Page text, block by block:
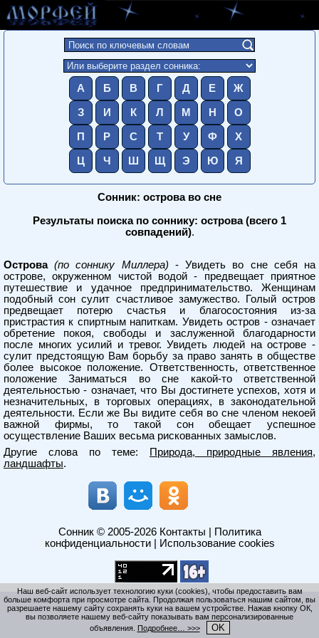
А Б В Г Д Е Ж
З И К Л М Н О
П Р С Т У Ф Х
Ц Ч Ш Щ Э Ю Я
Сонник: острова во сне
Результаты поиска по соннику: острова (всего 1
совпадений).
Острова (по соннику Миллера) - Увидеть во сне себя на
острове, окруженном чистой водой - предвещает приятное
путешествие и удачное предпринимательство. Женщинам
подобный сон сулит счастливое замужество. Голый остров
предвещает потерю счастья и благосостояния из-за
пристрастия к спиртным напиткам. Увидеть остров - означает
обретение покоя, свободы и заслуженной благодарности
после многих усилий и тревог. Увидеть людей на острове -
сулит предстоящую Вам борьбу за право занять в обществе
более высокое положение. Ответственность, ответственное
положение Заниматься во сне какой-то ответственной
деятельностью - означает, что Вы достигнете успехов, хотя и
незначительных, в торговых операциях, в законодательной
деятельности. Если же Вы видите себя во сне членом некоей
важной фирмы, то такой сон обещает успешное
осуществление Ваших весьма рискованных замыслов.
Другие слова по теме:
Природа, природные явления,
ландшафты.
Сонник© 2005-2026 Контакты
Политика
конфиденциальности| Использование cookies
Наш веб-сайт использует технологию куки (cookies), чтобы предоставить вам
больше комфорта при просмотре сайта. Продолжая пользоваться нашим сайтом, вы
разрешаете нашему сайту сохранять куки на вашем устройстве. Нажав кнопку ОК,
вы позволяете нашему веб-сайту показывать вам персонализированные
объявления. Подробнее… >>> OK